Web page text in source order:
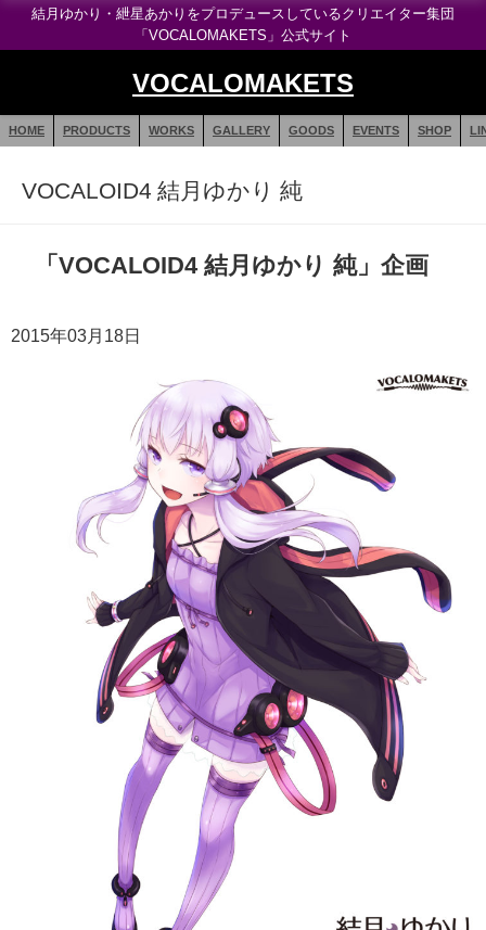
結月ゆかり・紲星あかりをプロデュースしているクリエイター集団
「VOCALOMAKETS」公式サイト
VOCALOMAKETS
HOME PRODUCTS WORKS GALLERY GOODS EVENTS SHOP
VOCALOID4 結月ゆかり 純
「VOCALOID4 結月ゆかり 純」企画
2015年03月18日